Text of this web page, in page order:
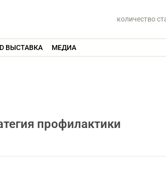
количество
ВЫСТАВКА МЕДИА
профилактики